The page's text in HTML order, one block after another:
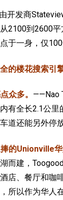
开发商
2100到2600
于一身，仅
的楼花搜索引
众多。 ——Nao
有全长2.1公
道还能另外停
的Unionville华
而建，
店、餐厅和咖
所以作为华人